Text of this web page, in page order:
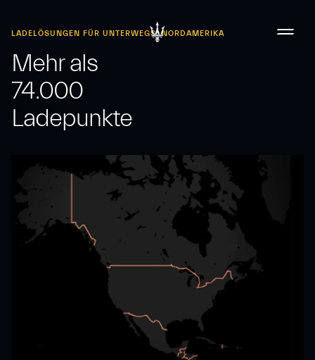
LADELÖSUNGEN FÜR UNTERWEGS: NORDAMERIKA
Mehr als
74.000
Ladepunkte